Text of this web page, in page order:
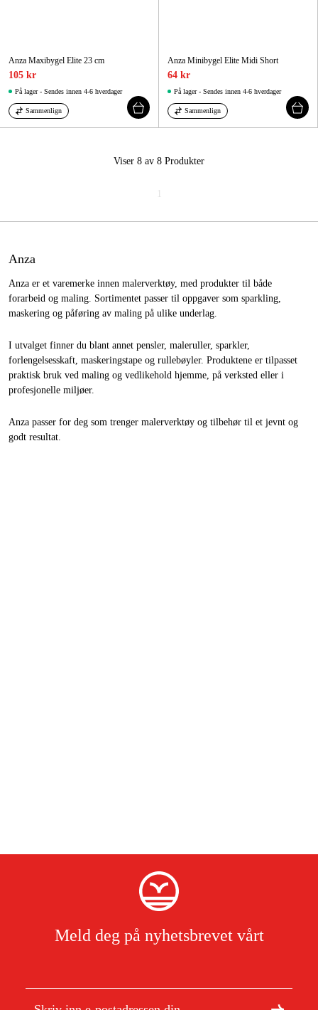
Anza Maxibygel Elite 23 cm
105 kr
På lager - Sendes innen 4-6 hverdager
Sammenlign
Anza Minibygel Elite Midi Short
64 kr
På lager - Sendes innen 4-6 hverdager
Sammenlign
Viser 8 av 8 Produkter
Anza
Anza er et varemerke innen malerverktøy, med produkter til både
forarbeid og maling. Sortimentet passer til oppgaver som sparkling,
maskering og påføring av maling på ulike underlag.
I utvalget finner du blant annet pensler, maleruller, sparkler,
forlengelsesskaft, maskeringstape og rullebøyler. Produktene er tilpasset
praktisk bruk ved maling og vedlikehold hjemme, på verksted eller i
profesjonelle miljøer.
Anza passer for deg som trenger malerverktøy og tilbehør til et jevnt og
godt resultat.
Meld deg på nyhetsbrevet vårt